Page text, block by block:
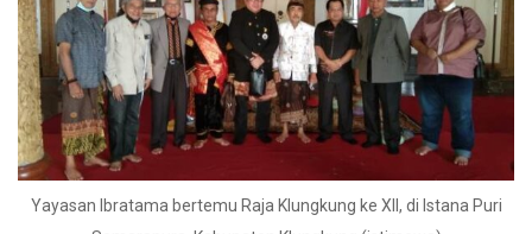
Yayasan Ibratama bertemu Raja Klungkung ke XII, di Istana Puri